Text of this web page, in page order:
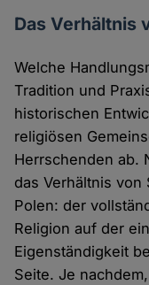
Das Verhältnis
Welche
Tradition und
historischen
religiösen
Herrschenden ab.
das Verhältnis von
Polen: der
Religion auf der
Eigenständigkeit
Seite. Je